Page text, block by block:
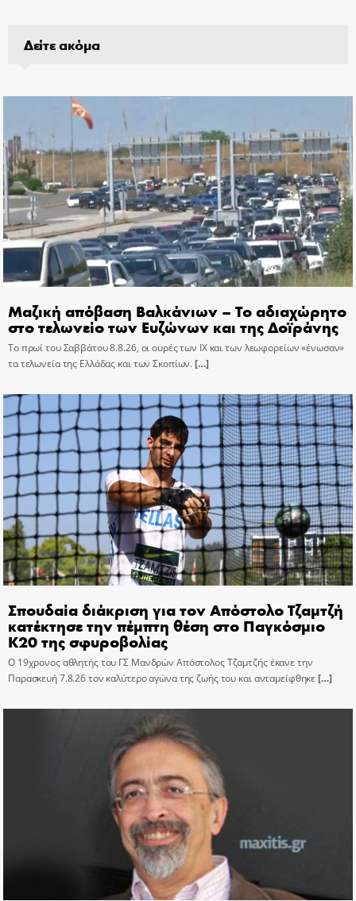
Δείτε ακόμα
Μαζική απόβαση Βαλκάνιων – Το αδιαχώρητο
στο τελωνείο των Ευζώνων και της Δοϊράνης
Το πρωί του Σαββάτου 8.8.26, οι ουρές των ΙΧ και των λεωφορείων «ένωσαν»
τα τελωνεία της Ελλάδας και των Σκοπίων.[…]
Σπουδαία διάκριση για τον Απόστολο Τζαμτζή
κατέκτησε την πέμπτη θέση στο Παγκόσμιο
Κ20 της σφυροβολίας
Ο 19χρονος αθλητής του ΓΣ Μανδρών Απόστολος Τζαμτζής έκανε την
Παρασκευή 7.8.26 τον καλύτερο αγώνα της ζωής του και ανταμείφθηκε[…]